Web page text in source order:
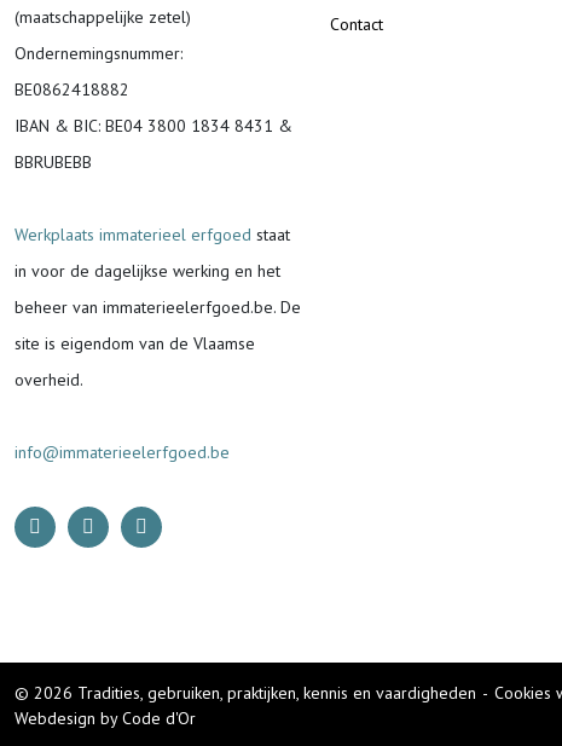
(maatschappelijke zetel)
Ondernemingsnummer:
BE0862418882
IBAN & BIC: BE04 3800 1834 8431 &
BBRUBEBB
Werkplaats immaterieel erfgoed staat
in voor de dagelijkse werking en het
beheer van immaterieelerfgoed.be. De
site is eigendom van de Vlaamse
overheid.
info@immaterieelerfgoed.be
Contact
© 2026 Tradities, gebruiken, praktijken, kennis en vaardigheden - Cookies
Webdesign by Code d'Or